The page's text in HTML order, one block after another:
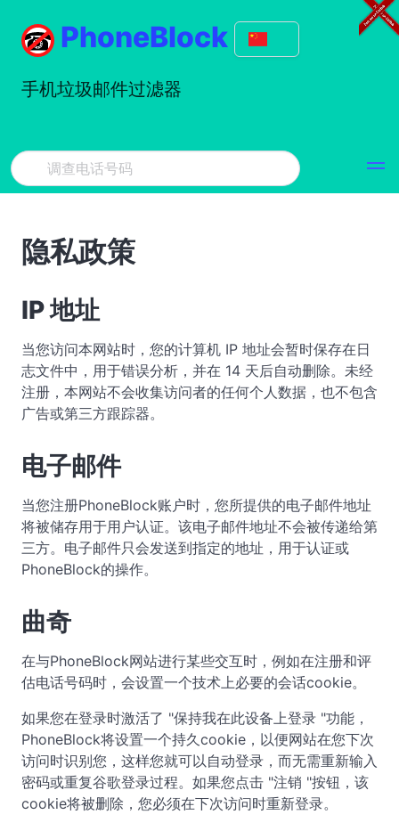
PhoneBlock
手机垃圾邮件过滤器
隐私政策
IP 地址
当您访问本网站时，您的计算机 IP 地址会暂时保存在日
志文件中，用于错误分析，并在 14 天后自动删除。未经
注册，本网站不会收集访问者的任何个人数据，也不包含
广告或第三方跟踪器。
电子邮件
当您注册PhoneBlock账户时，您所提供的电子邮件地址
将被储存用于用户认证。该电子邮件地址不会被传递给第
三方。电子邮件只会发送到指定的地址，用于认证或
PhoneBlock的操作。
曲奇
在与PhoneBlock网站进行某些交互时，例如在注册和评
估电话号码时，会设置一个技术上必要的会话cookie。
如果您在登录时激活了 "保持我在此设备上登录 "功能，
PhoneBlock将设置一个持久cookie，以便网站在您下次
访问时识别您，这样您就可以自动登录，而无需重新输入
密码或重复谷歌登录过程。如果您点击 "注销 "按钮，该
cookie将被删除，您必须在下次访问时重新登录。